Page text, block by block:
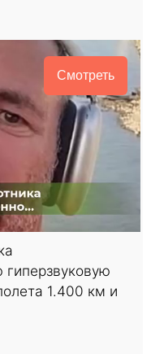
Смотреть
1.400 км и